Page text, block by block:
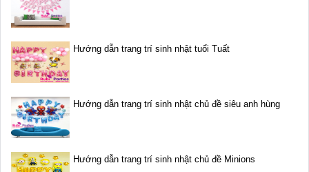
Hướng dẫn trang trí sinh nhật tuổi Tuất
Hướng dẫn trang trí sinh nhật chủ đề siêu anh hùng
Hướng dẫn trang trí sinh nhật chủ đề Minions